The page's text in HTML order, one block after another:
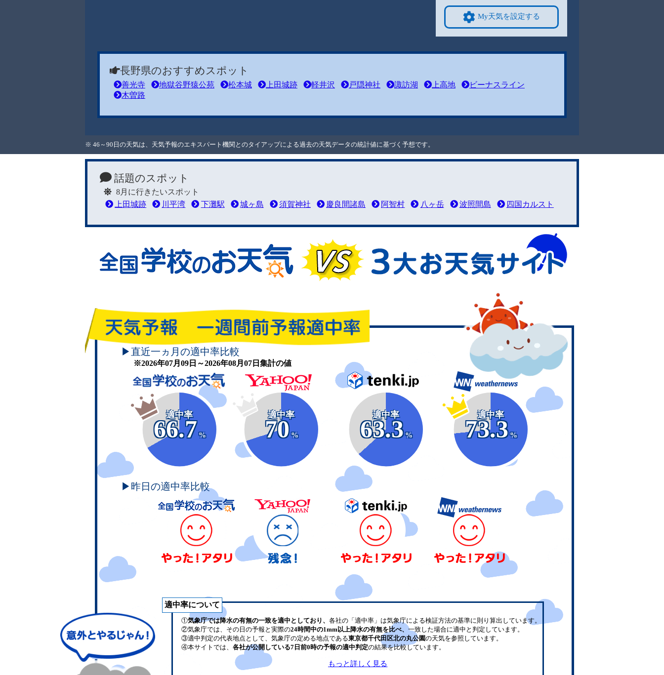
My天気を設定する
長野県のおすすめスポット
善光寺 地獄谷野猿公苑 松本城 上田城跡 軽井沢 戸隠神社 諏訪湖 上高地
ビーナスライン
木曽路
※ 46～90日の天気は、天気予報のエキスパート機関とのタイアップによる過去の天気データの統計値に基づく予想です。
話題のスポット
8月に行きたいスポット
上田城跡
川平湾 下灘駅 城ヶ島 須賀神社 慶良間諸島 阿智村 八ヶ岳 波照間島 四国カルスト
▶直近一ヵ月の適中率比較
※2026年07月09日～2026年08月07日集計の値
適中率
66.7
%
適中率
70
%
適中率
63.3
%
適中率
73.3
%
▶昨日の適中率比較
適中率について
①気象庁では降水の有無の一致を適中としており、 各社の「適中率」は気象庁による検証方法の基準に則り算出しています。
②気象庁では、その日の予報と実際の24時間中の1mm以上降水の有無を比べ、 一致した場合に適中と判定しています。
③適中判定の代表地点として、気象庁の定める地点である東京都千代田区北の丸公園の天気を参照しています。
④本サイトでは、 各社が公開している7日前0時の予報の適中判定の結果を比較しています。
もっと詳しく見る